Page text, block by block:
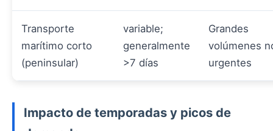
Transporte
marítimo corto
(peninsular)
variable;
generalmente
>7 días
Grandes
volúmenes
urgentes
Impacto de temporadas y picos de